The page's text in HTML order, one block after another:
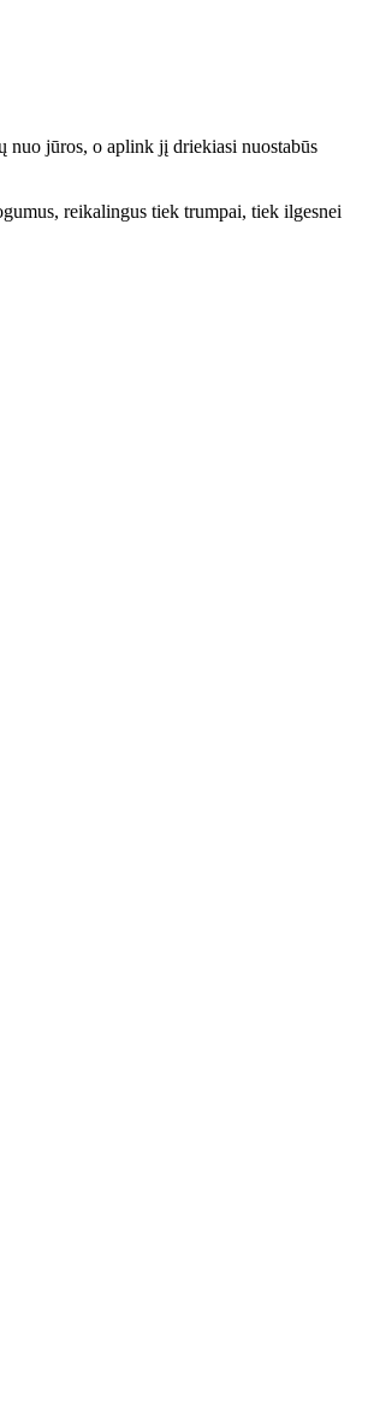
nuo jūros, o aplink jį driekiasi nuostabūs
reikalingus tiek trumpai, tiek ilgesnei